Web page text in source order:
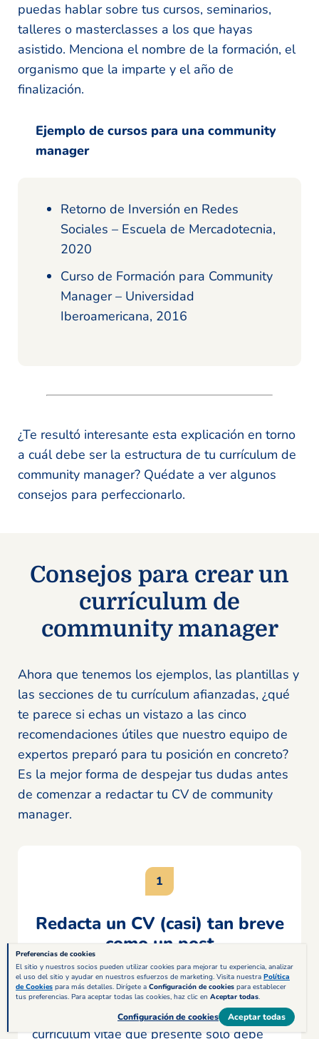
puedas hablar sobre tus cursos, seminarios,
talleres o masterclasses a los que hayas
asistido. Menciona el nombre de la formación, el
organismo que la imparte y el año de
finalización.
Ejemplo de cursos para una community
manager
Retorno de Inversión en Redes
Sociales – Escuela de Mercadotecnia,
2020
Curso de Formación para Community
Manager – Universidad
Iberoamericana, 2016
¿Te resultó interesante esta explicación en torno
a cuál debe ser la estructura de tu currículum de
community manager? Quédate a ver algunos
consejos para perfeccionarlo.
Consejos para crear un
currículum de
community manager
Ahora que tenemos los ejemplos, las plantillas y
las secciones de tu currículum afianzadas, ¿qué
te parece si echas un vistazo a las cinco
recomendaciones útiles que nuestro equipo de
expertos preparó para tu posición en concreto?
Es la mejor forma de despejar tus dudas antes
de comenzar a redactar tu CV de community
manager.
Redacta un CV (casi) tan breve
como un post
Si hay algo que tienen claro los
reclutadores que buscan al mejor
community manager de México es que el
curriculum vitae que presente solo debe
Preferencias de cookies
El sitio y nuestros socios pueden utilizar cookies para mejorar tu experiencia, analizar
el uso del sitio y ayudar en nuestros esfuerzos de marketing. Visita nuestra Política
de Cookies para más detalles. Dirígete a Configuración de cookies para establecer
tus preferencias. Para aceptar todas las cookies, haz clic en Aceptar todas.
Configuración de cookies Aceptar todas